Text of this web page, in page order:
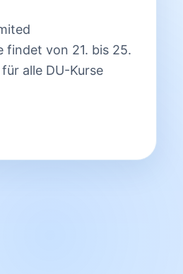
findet von 21. bis 25.
alle DU-Kurse